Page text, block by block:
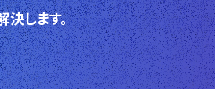
します。